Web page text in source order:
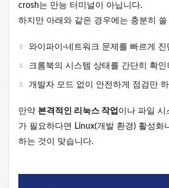
crosh는 만능 터미널이 아닙니다.
하지만 아래와 같은 경우에는 충분히
와이파이·네트워크 문제를 빠르게
크롬북의 시스템 상태를 간단히 확인
개발자 모드 없이 안전하게 점검만
만약 본격적인 리눅스 작업 이나 파일 시
가 필요하다면 Linux(개발 환경) 활성화
하는 것이 맞습니다.